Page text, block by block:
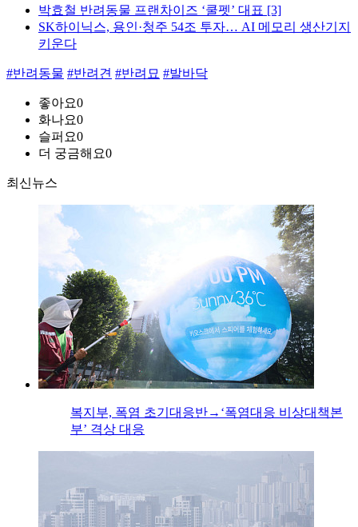
박효철 반려동물 프랜차이즈 ‘쿨펫’ 대표 [3]
SK하이닉스, 용인·청주 54조 투자… AI 메모리 생산기지
키운다
#반려동물 #반려견 #반려묘 #발바닥
좋아요0
화나요0
슬퍼요0
더 궁금해요0
최신뉴스
복지부, 폭염 초기대응반→‘폭염대응 비상대책본
부’ 격상 대응